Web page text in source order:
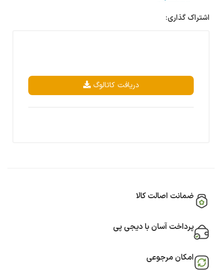
اشتراک گذاری:
دریافت کاتالوگ
ضمانت اصالت کالا
پرداخت آسان با دیجی پی
امکان مرجوعی